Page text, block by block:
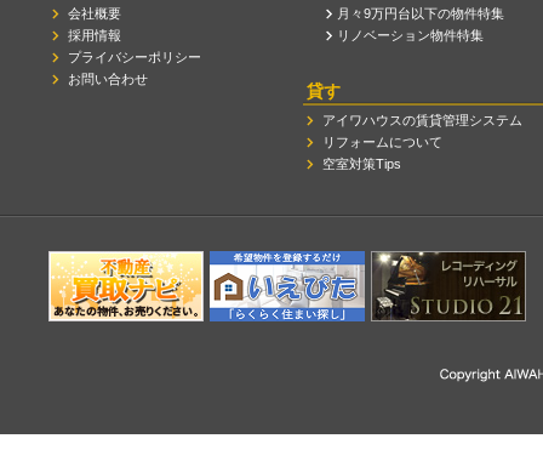
会社概要
採用情報
プライバシーポリシー
お問い合わせ
月々9万円台以下の物件特集
リノベーション物件特集
貸す
アイワハウスの賃貸管理システム
リフォームについて
空室対策Tips